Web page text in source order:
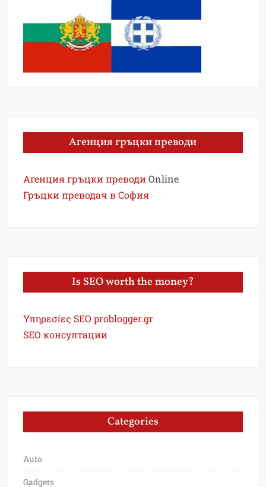
Агенция гръцки преводи
Агенция гръцки преводиOnline
Гръцки преводач в София
Is SEO worth the money?
Υπηρεσίες SEO problogger.gr
SEO консултации
Categories
Auto
Gadgets